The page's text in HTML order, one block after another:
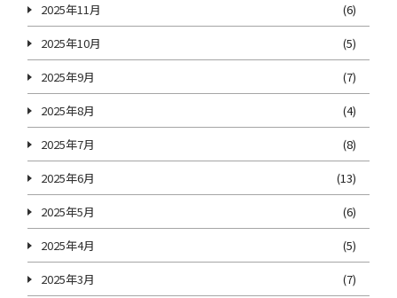
2025年11月
(6)
2025年10月
(5)
2025年9月
(7)
2025年8月
(4)
2025年7月
(8)
2025年6月
(13)
2025年5月
(6)
2025年4月
(5)
2025年3月
(7)